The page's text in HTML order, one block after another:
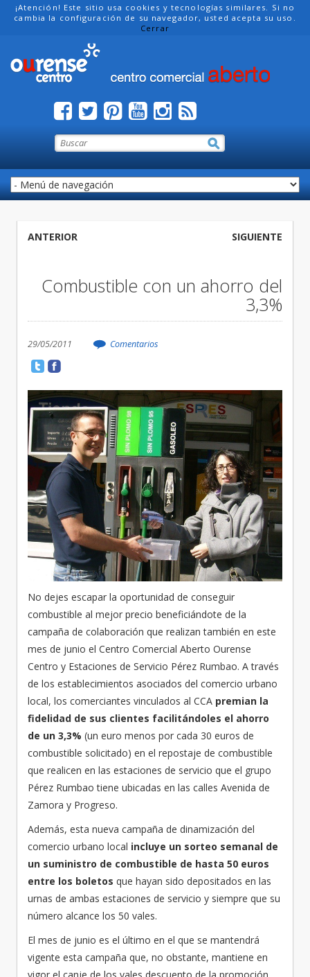
¡Atención! Este sitio usa cookies y tecnologías similares. Si no
cambia la configuración de su navegador, usted acepta su uso.
Cerrar
ANTERIOR SIGUIENTE
Combustible con un ahorro del
3,3%
29/05/2011 Comentarios
No dejes escapar la oportunidad de conseguir
combustible al mejor precio beneficiándote de la
campaña de colaboración que realizan también en este
mes de junio el Centro Comercial Aberto Ourense
Centro y Estaciones de Servicio Pérez Rumbao. A través
de los establecimientos asociados del comercio urbano
local, los comerciantes vinculados al CCA premian la
fidelidad de sus clientes facilitándoles el ahorro
de un 3,3% (un euro menos por cada 30 euros de
combustible solicitado) en el repostaje de combustible
que realicen en las estaciones de servicio que el grupo
Pérez Rumbao tiene ubicadas en las calles Avenida de
Zamora y Progreso.
Además, esta nueva campaña de dinamización del
comercio urbano local incluye un sorteo semanal de
un suministro de combustible de hasta 50 euros
entre los boletos que hayan sido depositados en las
urnas de ambas estaciones de servicio y siempre que su
número alcance los 50 vales.
El mes de junio es el último en el que se mantendrá
vigente esta campaña que, no obstante, mantiene en